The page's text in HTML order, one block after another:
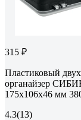
315 ₽
Пластиковый
органайзер
175x106x46 мм
4.3(13)